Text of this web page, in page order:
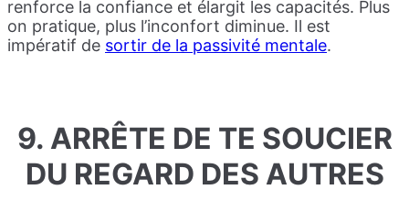
renforce la confiance et élargit les capacités. Plus
on pratique, plus l’inconfort diminue. Il est
impératif de sortir de la passivité mentale.
9. ARRÊTE DE TE SOUCIER
DU REGARD DES AUTRES